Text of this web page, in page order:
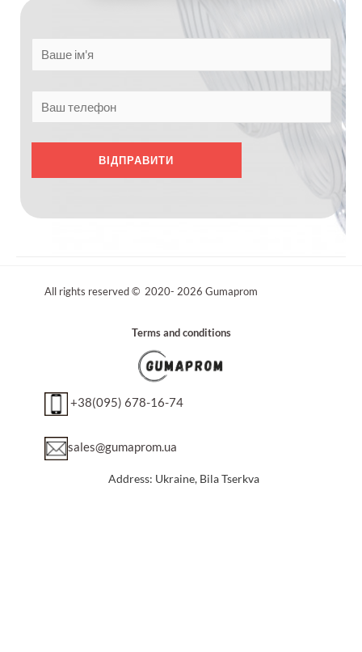
All rights reserved © 2020- 2026 Gumaprom
Terms and conditions
+38(095) 678-16-74
sales@gumaprom.ua
Address: Ukraine, Bila Tserkva